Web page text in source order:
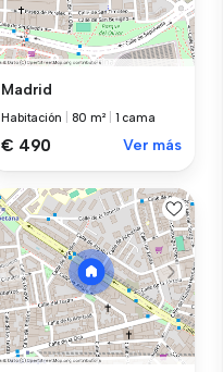
Madrid
Habitación 80 m² 1 cama
€ 490 Ver más